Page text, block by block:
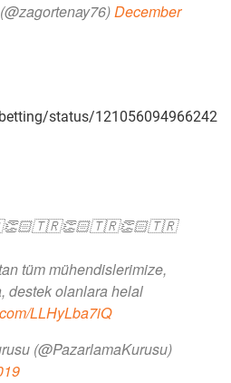
December
status/121056094966242
tüm mühendislerimize,
destek olanlara helal
LLHyLba7iQ
(@PazarlamaKurusu)